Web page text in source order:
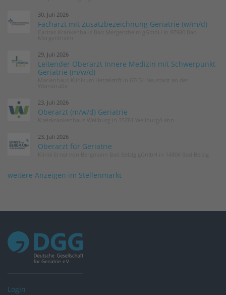
30. Juli 2026
Facharzt mit Zusatzbezeichnung Geriatrie (w/m/d)
29. Juli 2026
Leitender Oberarzt Innere Medizin mit Schwerpunkt
Geriatrie (m/w/d)
23. Juli 2026
Oberarzt (m/w/d) Geriatrie
23. Juli 2026
Oberarzt für Geriatrie
weitere Anzeigen im Stellenmarkt
Login